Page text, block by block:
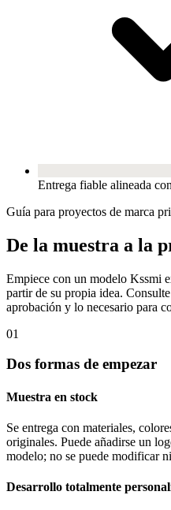
Entrega fiable alineada
Guía para proyectos de marca
De la muestra a la
Empiece con un modelo Kssmi
partir de su propia idea.
aprobación y lo necesario para
01
Dos formas de empezar
Muestra en stock
Se entrega con materiales,
originales. Puede añadirse un
modelo; no se puede modificar
Desarrollo totalmente